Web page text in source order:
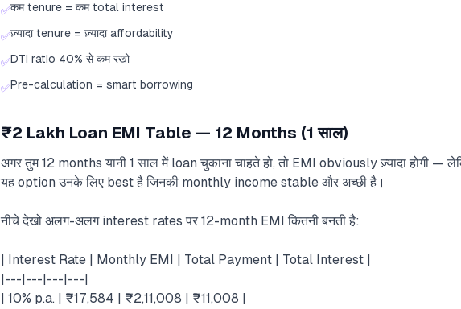
✅कम tenure = कम total interest
✅ज़्यादा tenure = ज़्यादा affordability
✅DTI ratio 40% से कम रखो
✅Pre-calculation = smart borrowing
₹2 Lakh Loan EMI Table — 12 Months (1 साल)
अगर तुम 12 months यानी 1 साल में loan चुकाना चाहते हो, तो EMI obviously ज़्यादा होगी
यह option उनके लिए best है जिनकी monthly income stable और अच्छी है।
नीचे देखो अलग-अलग interest rates पर 12-month EMI कितनी बनती है:
| Interest Rate | Monthly EMI | Total Payment | Total Interest |
|---|---|---|---|
| 10% p.a. | ₹17,584 | ₹2,11,008 | ₹11,008 |